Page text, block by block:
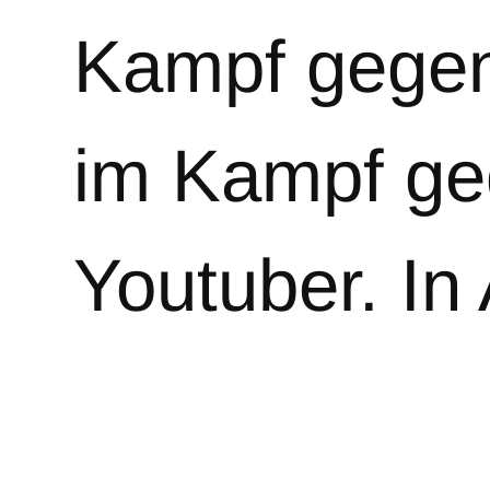
Kampf
im Kampf
Youtuber.